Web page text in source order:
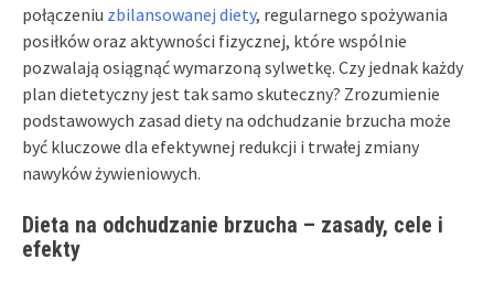
połączeniu zbilansowanej diety, regularnego spożywania
posiłków oraz aktywności fizycznej, które wspólnie
pozwalają osiągnąć wymarzoną sylwetkę. Czy jednak każdy
plan dietetyczny jest tak samo skuteczny? Zrozumienie
podstawowych zasad diety na odchudzanie brzucha może
być kluczowe dla efektywnej redukcji i trwałej zmiany
nawyków żywieniowych.
Dieta na odchudzanie brzucha – zasady, cele i
efekty